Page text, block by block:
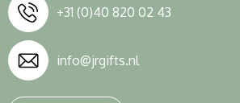
+31 (0)40 820 02 43
info@jrgifts.nl